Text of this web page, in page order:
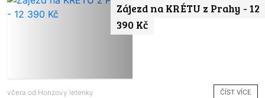
Zájezd na KRÉTU z Prahy - 12
390 Kč
včera od Honzovy letenky ČÍST VÍCE